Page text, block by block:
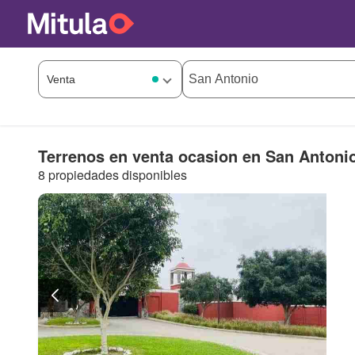
Terrenos en venta ocasion en San
8 propiedades disponibles